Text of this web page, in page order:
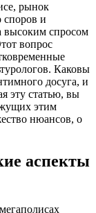
рынок
споров и
высоким спросом
вопрос
Каковы
досуга, и
эту статью, вы
этим
нюансов, о
аспекты